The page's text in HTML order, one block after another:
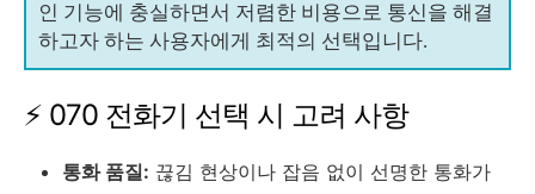
인 기능에 충실하면서 저렴한 비용으로 통신을 해결
하고자 하는 사용자에게 최적의 선택입니다.
⚡ 070 전화기 선택 시 고려 사항
통화 품질: 끊김 현상이나 잡음 없이 선명한 통화가